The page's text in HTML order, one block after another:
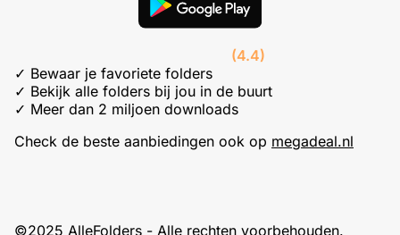
(4.4)
✓ Bewaar je favoriete folders
✓ Bekijk alle folders bij jou in de buurt
✓ Meer dan 2 miljoen downloads
Check de beste aanbiedingen ook op megadeal.nl
©2025 AlleFolders - Alle rechten voorbehouden.